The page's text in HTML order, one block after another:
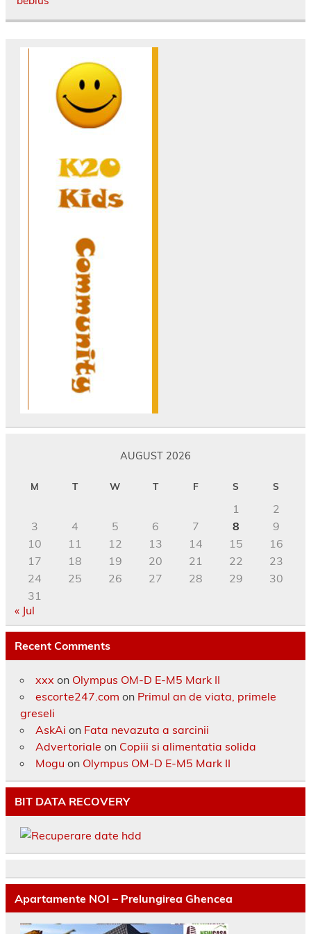
AUGUST 2026
M T W T F S S
1
2
3
4 5 6 7 8
9
10
11 12 13 14 15
16
17
18 19 20 21 22
23
24
25 26 27 28 29
30
31
« Jul
Recent Comments
xxx on Olympus OM-D E-M5 Mark II
escorte247.com on Primul an de viata, primele
greseli
AskAi on Fata nevazuta a sarcinii
Advertoriale on Copiii si alimentatia solida
Mogu on Olympus OM-D E-M5 Mark II
BIT DATA RECOVERY
Apartamente NOI – Prelungirea Ghencea